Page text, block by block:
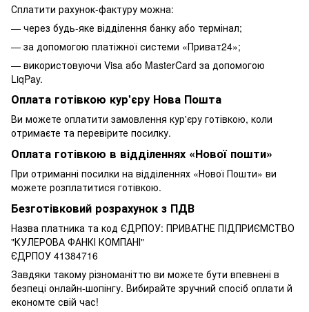
Сплатити рахунок-фактуру можна:
— через будь-яке відділення банку або термінал;
— за допомогою платіжної системи «Приват24»;
— використовуючи Visa або MasterCard за допомогою
LiqPay.
Оплата готівкою кур'єру Нова Пошта
Ви можете оплатити замовлення кур'єру готівкою, коли
отримаєте та перевірите посилку.
Оплата готівкою в відділеннях «Нової пошти»
При отриманні посилки на відділеннях «Нової Пошти» ви
можете розплатитися готівкою.
Безготівковий розрахунок з ПДВ
Назва платника та код ЄДРПОУ: ПРИВАТНЕ ПIДПРИЄМСТВО
"КУЛЕРОВА ФАНКІ КОМПАНІ"
ЄДРПОУ 41384716
Завдяки такому різноманіттю ви можете бути впевнені в
безпеці онлайн-шопінгу. Вибирайте зручний спосіб оплати й
економте свій час!